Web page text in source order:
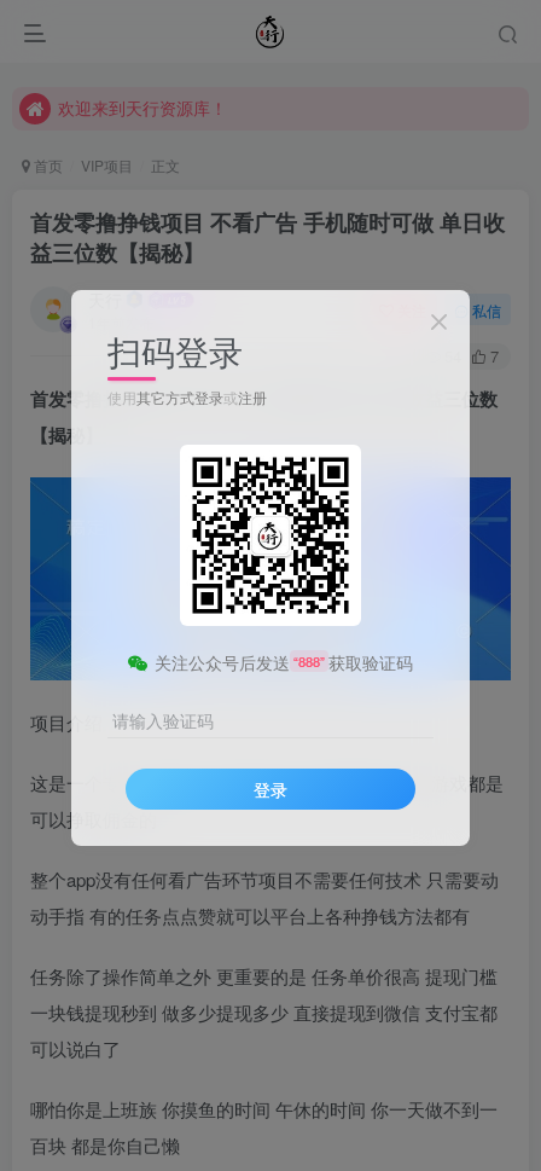
欢迎来到天行资源库！
首页 VIP项目 正文
首发零撸挣钱项目 不看广告 手机随时可做 单日收
益三位数【揭秘】
私信
7
首发零撸挣钱项目 不看广告 手机随时可做 单日收益三位数
【揭秘】
项目介绍：
这是一个专门为零撸人员制作的app 里面做任务 玩游戏都是
可以挣取佣金的
整个app没有任何看广告环节项目不需要任何技术 只需要动
动手指 有的任务点点赞就可以平台上各种挣钱方法都有
任务除了操作简单之外 更重要的是 任务单价很高 提现门槛
一块钱提现秒到 做多少提现多少 直接提现到微信 支付宝都
可以说白了
哪怕你是上班族 你摸鱼的时间 午休的时间 你一天做不到一
百块 都是你自己懒
扫码登录
使用其它方式登录或注册
关注公众号后发送 “888” 获取验证码
请输入验证码
登录